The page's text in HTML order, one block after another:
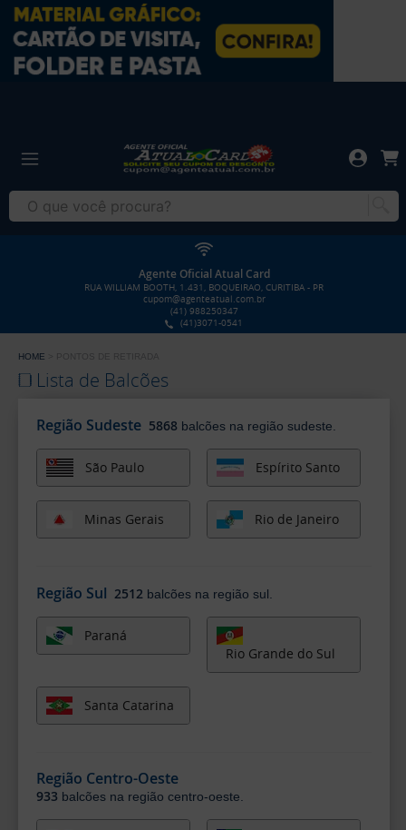
Cartão
de
Visita
Gráfica
Atual
-
Cartão
de
Visita
Agente Oficial Atual Card
RUA WILLIAM BOOTH, 1.431, BOQUEIRAO, CURITIBA - PR
cupom@agenteatual.com.br
(41) 988250347
(41)3071-0541
HOME PONTOS DE RETIRADA
Lista de Balcões
Região Sudeste 5868 balcões na região sudeste.
São Paulo Espírito Santo
Minas Gerais Rio de Janeiro
Região Sul 2512 balcões na região sul.
Paraná
Rio Grande do Sul
Santa Catarina
Região Centro-Oeste
933 balcões na região centro-oeste.